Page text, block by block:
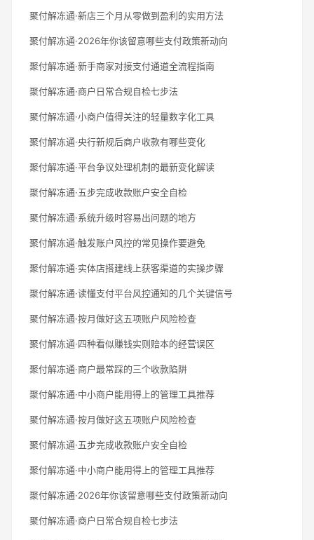
聚付解冻通·新店三个月从零做到盈利的实用方法
聚付解冻通·2026年你该留意哪些支付政策新动向
聚付解冻通·新手商家对接支付通道全流程指南
聚付解冻通·商户日常合规自检七步法
聚付解冻通·小商户值得关注的轻量数字化工具
聚付解冻通·央行新规后商户收款有哪些变化
聚付解冻通·平台争议处理机制的最新变化解读
聚付解冻通·五步完成收款账户安全自检
聚付解冻通·系统升级时容易出问题的地方
聚付解冻通·触发账户风控的常见操作要避免
聚付解冻通·实体店搭建线上获客渠道的实操步骤
聚付解冻通·读懂支付平台风控通知的几个关键信号
聚付解冻通·按月做好这五项账户风险检查
聚付解冻通·四种看似赚钱实则赔本的经营误区
聚付解冻通·商户最常踩的三个收款陷阱
聚付解冻通·中小商户能用得上的管理工具推荐
聚付解冻通·按月做好这五项账户风险检查
聚付解冻通·五步完成收款账户安全自检
聚付解冻通·中小商户能用得上的管理工具推荐
聚付解冻通·2026年你该留意哪些支付政策新动向
聚付解冻通·商户日常合规自检七步法